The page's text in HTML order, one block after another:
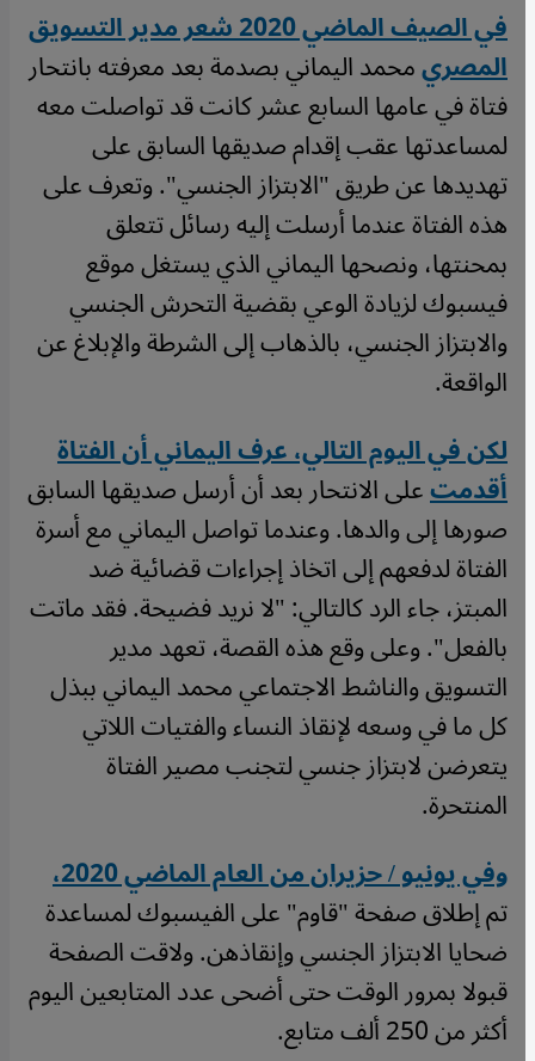
في الصيف الماضي 2020 شعر مدير التسويق
المصريمحمد اليماني بصدمة بعد معرفته بانتحار
فتاة في عامها السابع عشر كانت قد تواصلت معه
لمساعدتها عقب إقدام صديقها السابق على
تهديدها عن طريق "الابتزاز الجنسي". وتعرف على
هذه الفتاة عندما أرسلت إليه رسائل تتعلق
بمحنتها، ونصحها اليماني الذي يستغل موقع
فيسبوك لزيادة الوعي بقضية التحرش الجنسي
والابتزاز الجنسي، بالذهاب إلى الشرطة والإبلاغ عن
الواقعة.
لكن في اليوم التالي، عرف اليماني أن الفتاة
أقدمتعلى الانتحار بعد أن أرسل صديقها السابق
صورها إلى والدها. وعندما تواصل اليماني مع أسرة
الفتاة لدفعهم إلى اتخاذ إجراءات قضائية ضد
المبتز، جاء الرد كالتالي: "لا نريد فضيحة. فقد ماتت
بالفعل". وعلى وقع هذه القصة، تعهد مدير
التسويق والناشط الاجتماعي محمد اليماني ببذل
كل ما في وسعه لإنقاذ النساء والفتيات اللاتي
يتعرضن لابتزاز جنسي لتجنب مصير الفتاة
المنتحرة.
وفي يونيو / حزيران من العام الماضي 2020،
تم إطلاق صفحة "قاوم" على الفيسبوك لمساعدة
ضحايا الابتزاز الجنسي وإنقاذهن. ولاقت الصفحة
قبولا بمرور الوقت حتى أضحى عدد المتابعين اليوم
أكثر من 250 ألف متابع.